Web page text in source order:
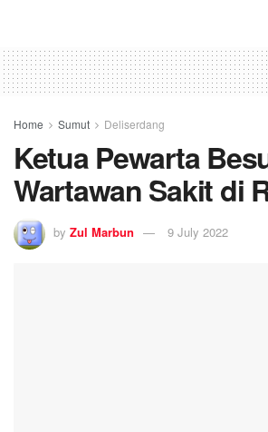
Home Sumut Deliserdang
Ketua Pewarta
Wartawan Sakit di
by Zul Marbun 9 July 2022